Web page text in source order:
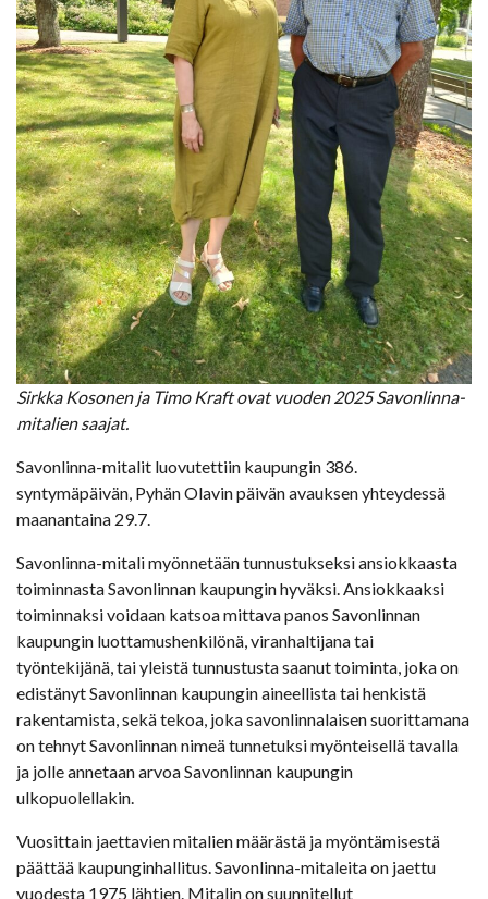
Sirkka Kosonen ja Timo Kraft ovat vuoden 2025 Savonlinna-
mitalien saajat.
Savonlinna-mitalit luovutettiin kaupungin 386.
syntymäpäivän, Pyhän Olavin päivän avauksen yhteydessä
maanantaina 29.7.
Savonlinna-mitali myönnetään tunnustukseksi ansiokkaasta
toiminnasta Savonlinnan kaupungin hyväksi. Ansiokkaaksi
toiminnaksi voidaan katsoa mittava panos Savonlinnan
kaupungin luottamushenkilönä, viranhaltijana tai
työntekijänä, tai yleistä tunnustusta saanut toiminta, joka on
edistänyt Savonlinnan kaupungin aineellista tai henkistä
rakentamista, sekä tekoa, joka savonlinnalaisen suorittamana
on tehnyt Savonlinnan nimeä tunnetuksi myönteisellä tavalla
ja jolle annetaan arvoa Savonlinnan kaupungin
ulkopuolellakin.
Vuosittain jaettavien mitalien määrästä ja myöntämisestä
päättää kaupunginhallitus. Savonlinna-mitaleita on jaettu
vuodesta 1975 lähtien. Mitalin on suunnitellut